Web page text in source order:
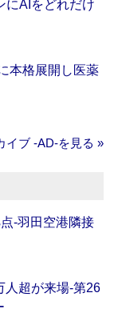
にAIをどれだけ
本格展開し医薬
ブ ‐AD‐を見る »
‐羽田空港隣接
人超が来場‐第26